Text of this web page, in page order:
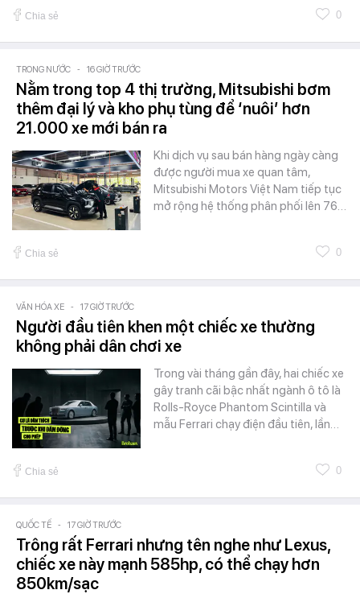
Chia sẻ 0
TRONG NƯỚC - 16 GIỜ TRƯỚC
Nằm trong top 4 thị trường, Mitsubishi bơm
thêm đại lý và kho phụ tùng để ‘nuôi’ hơn
21.000 xe mới bán ra
Khi dịch vụ sau bán hàng ngày càng
được người mua xe quan tâm,
Mitsubishi Motors Việt Nam tiếp tục
mở rộng hệ thống phân phối lên 76…
Chia sẻ 0
VĂN HÓA XE - 17 GIỜ TRƯỚC
Người đầu tiên khen một chiếc xe thường
không phải dân chơi xe
Trong vài tháng gần đây, hai chiếc xe
gây tranh cãi bậc nhất ngành ô tô là
Rolls-Royce Phantom Scintilla và
mẫu Ferrari chạy điện đầu tiên, lần…
Chia sẻ 0
QUỐC TẾ - 17 GIỜ TRƯỚC
Trông rất Ferrari nhưng tên nghe như Lexus,
chiếc xe này mạnh 585hp, có thể chạy hơn
850km/sạc